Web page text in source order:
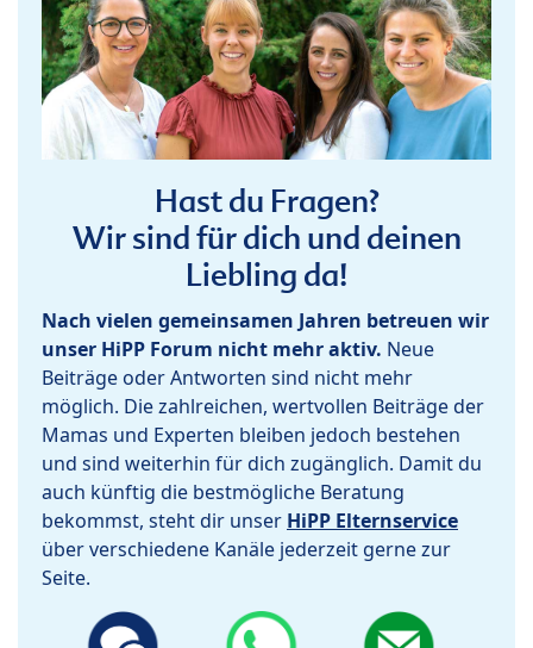
Hast du Fragen?
Wir sind für dich und deinen
Liebling da!
Nach vielen gemeinsamen Jahren betreuen wir
unser HiPP Forum nicht mehr aktiv. Neue
Beiträge oder Antworten sind nicht mehr
möglich. Die zahlreichen, wertvollen Beiträge der
Mamas und Experten bleiben jedoch bestehen
und sind weiterhin für dich zugänglich. Damit du
auch künftig die bestmögliche Beratung
bekommst, steht dir unser HiPP Elternservice
über verschiedene Kanäle jederzeit gerne zur
Seite.